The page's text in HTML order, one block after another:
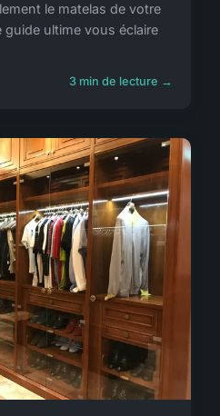
le matelas de votre
ultime vous éclaire
3 min de lecture →